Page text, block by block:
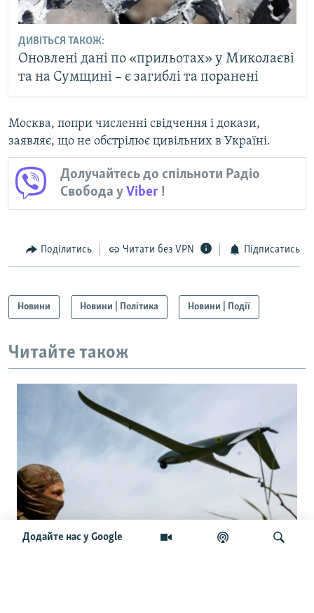
Додайте нас у Google
ДИВІТЬСЯ ТАКОЖ:
Оновлені дані по «прильотах» у Миколаєві
та на Сумщині – є загиблі та поранені
Москва, попри численні свідчення і докази,
заявляє, що не обстрілює цивільних в Україні.
Долучайтесь до спільноти Радіо
Свобода уViber !
Поділитись Читати без VPN Підписатись
Новини Новини | Політика Новини | Події
Читайте також